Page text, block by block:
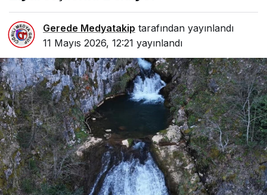
Gerede Medyatakip tarafından yayınlandı
11 Mayıs 2026, 12:21 yayınlandı